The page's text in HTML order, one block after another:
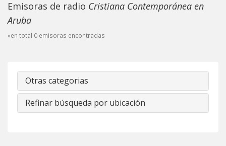
Emisoras de radio Cristiana Contemporánea en
Aruba
»en total 0 emisoras encontradas
Otras categorias
Refinar búsqueda por ubicación